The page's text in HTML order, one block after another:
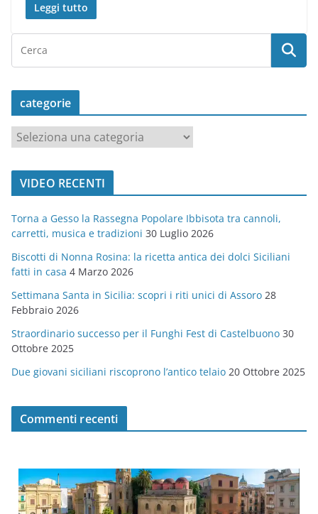
Leggi tutto
categorie
t
o
r
i
e
VIDEO RECENTI
Torna a Gesso la Rassegna Popolare Ibbisota tra cannoli,
carretti, musica e tradizioni 30 Luglio 2026
Biscotti di Nonna Rosina: la ricetta antica dei dolci Siciliani
fatti in casa 4 Marzo 2026
Settimana Santa in Sicilia: scopri i riti unici di Assoro 28
Febbraio 2026
Straordinario successo per il Funghi Fest di Castelbuono 30
Ottobre 2025
Due giovani siciliani riscoprono l’antico telaio 20 Ottobre 2025
Commenti recenti